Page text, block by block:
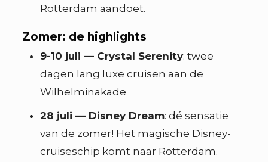
Rotterdam aandoet.
Zomer: de highlights
9-10 juli — Crystal Serenity: twee
dagen lang luxe cruisen aan de
Wilhelminakade
28 juli — Disney Dream: dé sensatie
van de zomer! Het magische Disney-
cruiseschip komt naar Rotterdam.